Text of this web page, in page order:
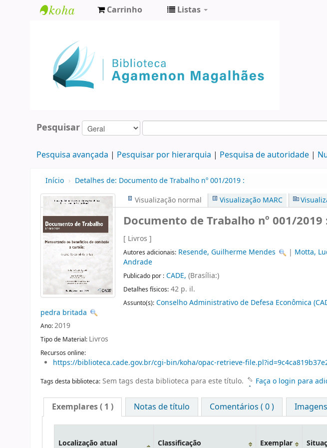
Agamenon
Magalhães
Carrinho Listas
Pesquisar
Pesquisa avançada Pesquisar por hierarquia Pesquisa de autoridade
Início › Detalhes de: Documento de Trabalho nº 001/2019 :
Visualização normal
Visualização MARC
Documento de Trabalho nº 001/2019
[ Livros ]
Autores adicionais: Resende, Guilherme Mendes | Motta,
Andrade
Publicado por : CADE, (Brasília:)
Detalhes físicos: 42 p. il.
Assunto(s): Conselho Administrativo de Defesa Econômica
pedra britada
Ano:2019
Tipo de Material: Livros
Recursos online:
https://biblioteca.cade.gov.br/cgi-bin/koha/opac-retrieve-
Tags desta biblioteca: Sem tags desta biblioteca para este título. Faça o login para
Exemplares( 1 ) Notas de título Comentários ( 0 ) Imagens
Localização atual Classificação Exemplar